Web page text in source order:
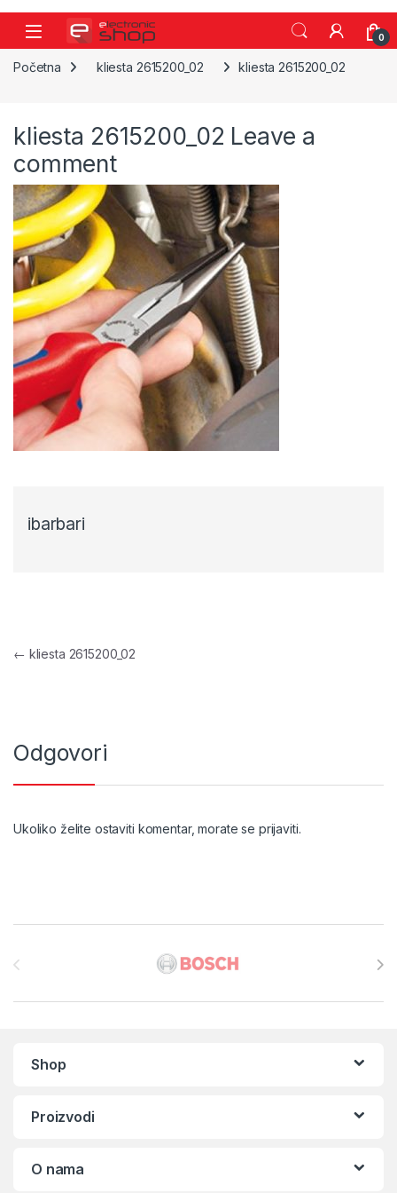
Skip to navigation
Skip to content
0
Početna kliesta 2615200_02 kliesta 2615200_02
kliesta 2615200_02 Leave a
comment
ibarbari
Navigacija objava
← kliesta 2615200_02
Odgovori
Ukoliko želite ostaviti komentar, morate se prijaviti.
Shop
Proizvodi
O nama